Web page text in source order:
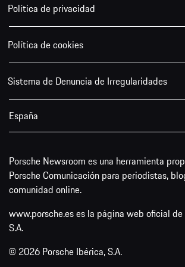
Política de privacidad
Política de cookies
Sistema de Denuncia de Irregularidades
España
Porsche Newsroom es una herramienta
Porsche Comunicación para periodistas,
comunidad online.
www.porsche.es es la página web oficial
S.A.
© 2026 Porsche Ibérica, S.A.